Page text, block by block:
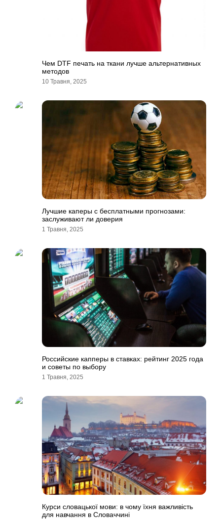
Чем DTF печать на ткани лучше альтернативных
методов
10 Травня, 2025
Лучшие каперы с бесплатными прогнозами:
заслуживают ли доверия
1 Травня, 2025
Российские капперы в ставках: рейтинг 2025 года
и советы по выбору
1 Травня, 2025
Курси словацької мови: в чому їхня важливість
для навчання в Словаччині